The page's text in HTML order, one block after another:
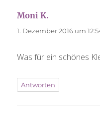
Moni K.
1. Dezember 2016 um
Was für ein schönes
Antworten